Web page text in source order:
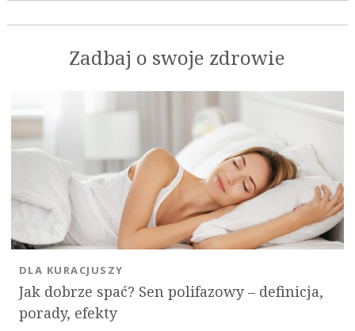
Zadbaj o swoje zdrowie
Jak dobrze spać? Sen polifazowy – definicja,
porady, efekty
DLA KURACJUSZY